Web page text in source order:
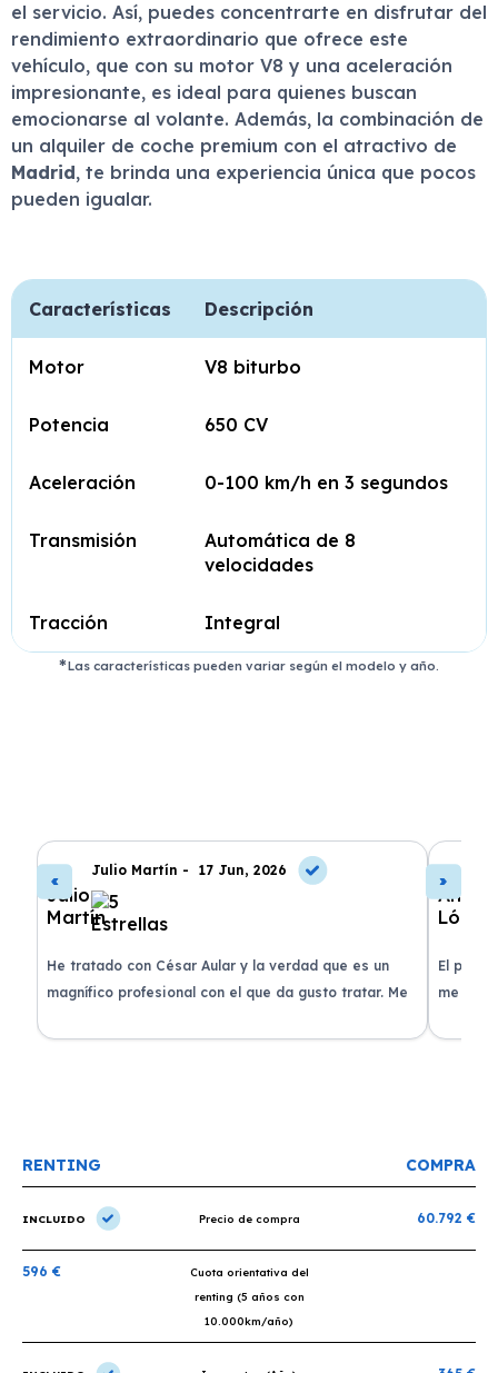
el servicio. Así, puedes concentrarte en disfrutar del
rendimiento extraordinario que ofrece este
vehículo, que con su motor V8 y una aceleración
impresionante, es ideal para quienes buscan
emocionarse al volante. Además, la combinación de
un alquiler de coche premium con el atractivo de
Madrid, te brinda una experiencia única que pocos
pueden igualar.
Características Descripción
Motor V8 biturbo
Potencia 650 CV
Aceleración 0-100 km/h en 3 segundos
Transmisión
Automática de 8
velocidades
Tracción Integral
Las características pueden variar según el modelo y año.
Julio Martín - 17 Jun, 2026
He tratado con César Aular y la verdad que es un
magnífico profesional con el que da gusto tratar. Me
recomiendo un montón, muchas gracias!
El
me
plazo
RENTING COMPRA
INCLUIDO Precio de compra 60.792 €
596 €
Cuota orientativa del
renting (5 años con
10.000km/año)